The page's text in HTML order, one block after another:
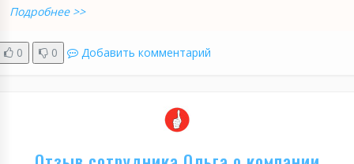
Подробнее >>
0 0 Добавить комментарий